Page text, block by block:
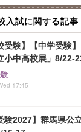
入試に関する記事
受験】【中学受験
小中高校展」8/22-
17:45
験2027】群馬県